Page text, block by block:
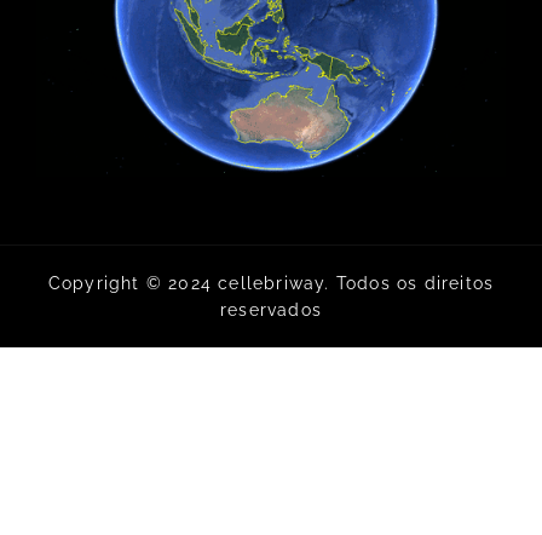
Copyright © 2024 cellebriway. Todos os direitos
reservados